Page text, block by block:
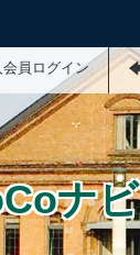
会員ログイン
ナビ